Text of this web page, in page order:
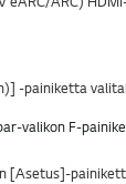
-painiketta
[Asetus]-